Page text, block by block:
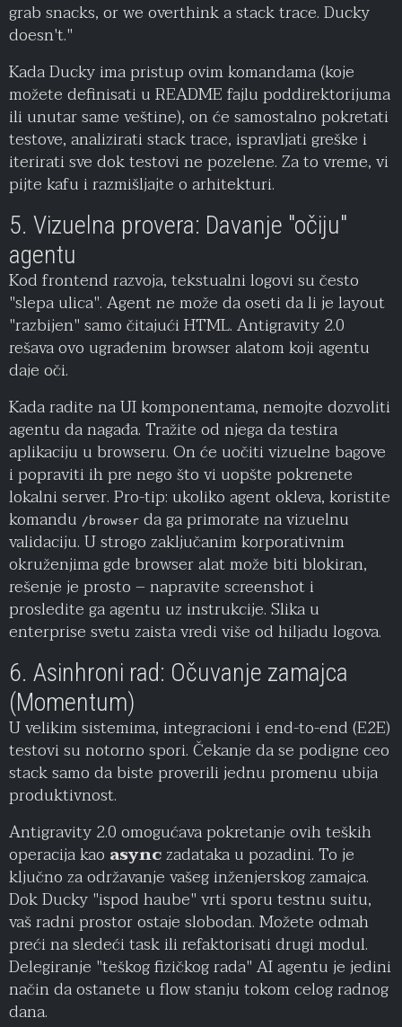
grab snacks, or we overthink a stack trace. Ducky
doesn't."
Kada Ducky ima pristup ovim komandama (koje
možete definisati u README fajlu poddirektorijuma
ili unutar same veštine), on će samostalno pokretati
testove, analizirati stack trace, ispravljati greške i
iterirati sve dok testovi ne pozelene. Za to vreme, vi
pijte kafu i razmišljajte o arhitekturi.
5. Vizuelna provera: Davanje "očiju"
agentu
Kod frontend razvoja, tekstualni logovi su često
"slepa ulica". Agent ne može da oseti da li je layout
"razbijen" samo čitajući HTML. Antigravity 2.0
rešava ovo ugrađenim browser alatom koji agentu
daje oči.
Kada radite na UI komponentama, nemojte dozvoliti
agentu da nagađa. Tražite od njega da testira
aplikaciju u browseru. On će uočiti vizuelne bagove
i popraviti ih pre nego što vi uopšte pokrenete
lokalni server. Pro-tip: ukoliko agent okleva, koristite
komandu /browser da ga primorate na vizuelnu
validaciju. U strogo zaključanim korporativnim
okruženjima gde browser alat može biti blokiran,
rešenje je prosto – napravite screenshot i
prosledite ga agentu uz instrukcije. Slika u
enterprise svetu zaista vredi više od hiljadu logova.
6. Asinhroni rad: Očuvanje zamajca
(Momentum)
U velikim sistemima, integracioni i end-to-end (E2E)
testovi su notorno spori. Čekanje da se podigne ceo
stack samo da biste proverili jednu promenu ubija
produktivnost.
Antigravity 2.0 omogućava pokretanje ovih teških
operacija kao asynczadataka u pozadini. To je
ključno za održavanje vašeg inženjerskog zamajca.
Dok Ducky "ispod haube" vrti sporu testnu suitu,
vaš radni prostor ostaje slobodan. Možete odmah
preći na sledeći task ili refaktorisati drugi modul.
Delegiranje "teškog fizičkog rada" AI agentu je jedini
način da ostanete u flow stanju tokom celog radnog
dana.